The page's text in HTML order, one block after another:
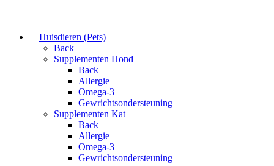
Huisdieren (Pets)
Back
Supplementen Hond
Back
Allergie
Omega-3
Gewrichtsondersteuning
Supplementen Kat
Back
Allergie
Omega-3
Gewrichtsondersteuning